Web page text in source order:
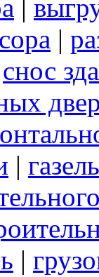
|
|
снос
|
|